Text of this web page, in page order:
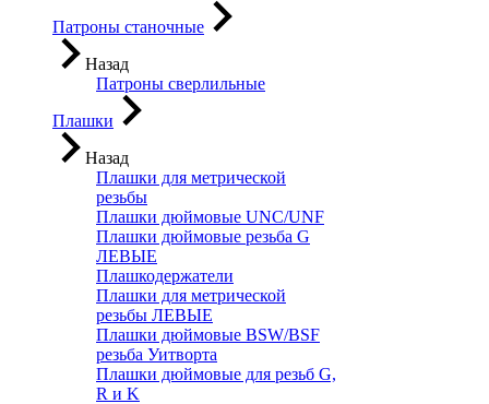
Патроны станочные
Назад
Патроны сверлильные
Плашки
Назад
Плашки для метрической
резьбы
Плашки дюймовые UNC/UNF
Плашки дюймовые резьба G
ЛЕВЫЕ
Плашкодержатели
Плашки для метрической
резьбы ЛЕВЫЕ
Плашки дюймовые BSW/BSF
резьба Уитворта
Плашки дюймовые для резьб G,
R и K